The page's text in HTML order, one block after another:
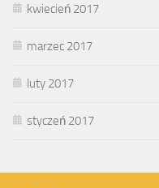
kwiecień 2017
marzec 2017
luty 2017
styczeń 2017